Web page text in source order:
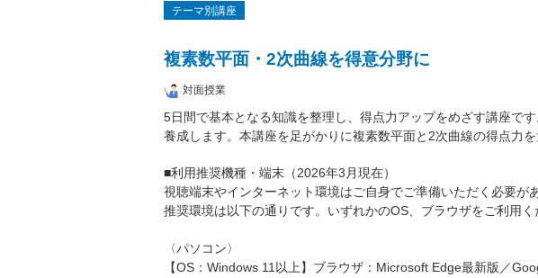
テーマ別講座
複素数平面・2次曲線を得意分野に
対面授業
5日間で基本となる知識を整理し、得点力アップをめざす講座で
養成します。本講座を足がかりに複素数平面と2次曲線の得点力
■利用推奨機種・端末（2026年3月現在）
視聴端末やインターネット環境はご自身でご準備いただく必要が
推奨環境は以下の通りです。いずれかのOS、ブラウザをご利用
〈パソコン〉
【OS：Windows 11以上】ブラウザ：Microsoft Edge最新版／